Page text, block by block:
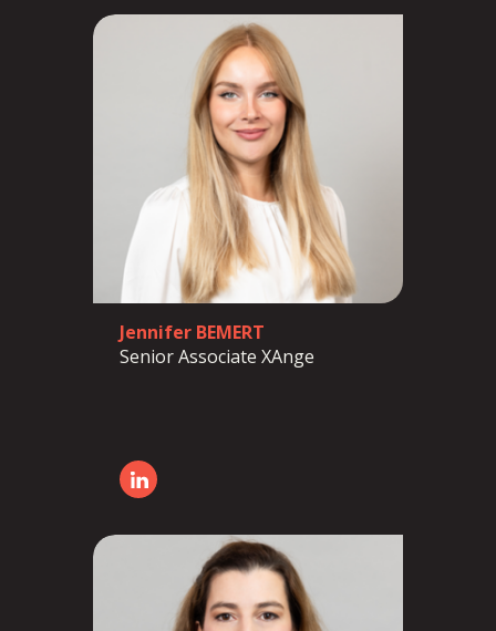
Jennifer BEMERT
Senior Associate XAnge